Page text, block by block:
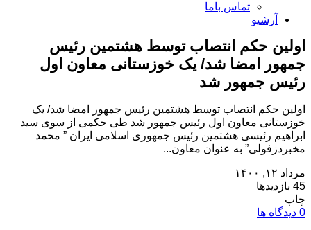
تماس باما
آرشیو
اولین حکم انتصاب توسط هشتمین رئیس
جمهور امضا شد/ یک خوزستانی معاون اول
رئیس جمهور شد
اولین حکم انتصاب توسط هشتمین رئیس جمهور امضا شد/ یک
خوزستانی معاون اول رئیس جمهور شد طی حکمی از سوی سید
ابراهیم رئیسی هشتمین رئیس جمهوری اسلامی ایران ” محمد
مخبردزفولی‌” به عنوان معاون...
مرداد ۱۲, ۱۴۰۰
45 بازدیدها
چاپ
0 دیدگاه ها